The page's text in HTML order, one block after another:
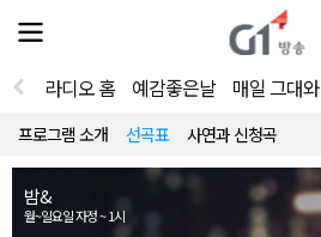
전
체
뉴
열
라디오 홈 예감좋은날 매일 그대와
프로그램 소개 선곡표 사연과 신청곡
밤&
월~일요일 자정 ~ 1시